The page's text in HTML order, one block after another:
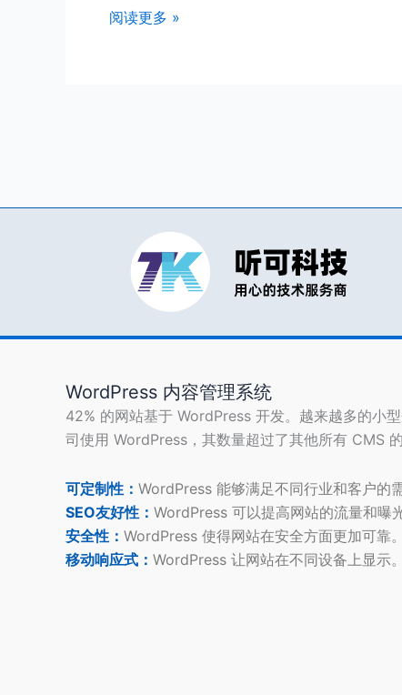
页
阅读更多 »
WordPress 内容管理系统
42% 的网站基于 WordPress 开发。越来越多的小
司使用 WordPress，其数量超过了其他所有 CMS 的
可定制性： WordPress 能够满足不同行业和客户的需
SEO友好性： WordPress 可以提高网站的流量和曝光
安全性： WordPress 使得网站在安全方面更加可靠。
移动响应式： WordPress 让网站在不同设备上显示。